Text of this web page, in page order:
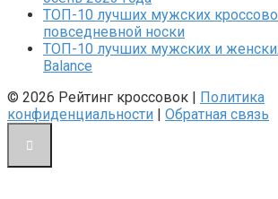
ТОП-10 лучших мужских
повседневной носки
ТОП-10 лучших мужских и
Balance
© 2026 Рейтинг кроссовок | Политика
конфиденциальности | Обратная связь